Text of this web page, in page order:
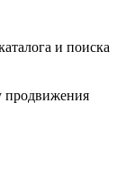
и поиска
продвижения